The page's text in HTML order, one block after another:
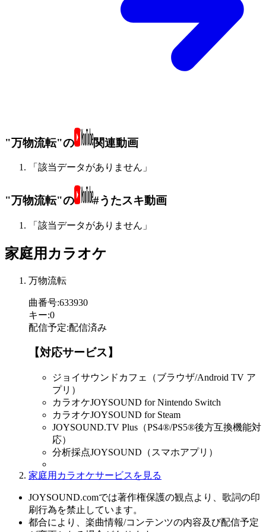
"万物流転"の 関連動画
「該当データがありません」
"万物流転"の #うたスキ動画
「該当データがありません」
家庭用カラオケ
万物流転
曲番号:633930
キー:0
配信予定:配信済み
【対応サービス】
ジョイサウンドカフェ（ブラウザ/Android TV ア
プリ）
カラオケJOYSOUND for Nintendo Switch
カラオケJOYSOUND for Steam
JOYSOUND.TV Plus（PS4®/PS5®後方互換機能対
応）
分析採点JOYSOUND（スマホアプリ）
家庭用カラオケサービスを見る
JOYSOUND.comでは著作権保護の観点より、歌詞の印
刷行為を禁止しています。
都合により、楽曲情報/コンテンツの内容及び配信予定